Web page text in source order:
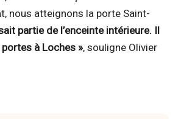
nous atteignons la porte Saint-
partie de l’enceinte intérieure. Il
à Loches », souligne Olivier